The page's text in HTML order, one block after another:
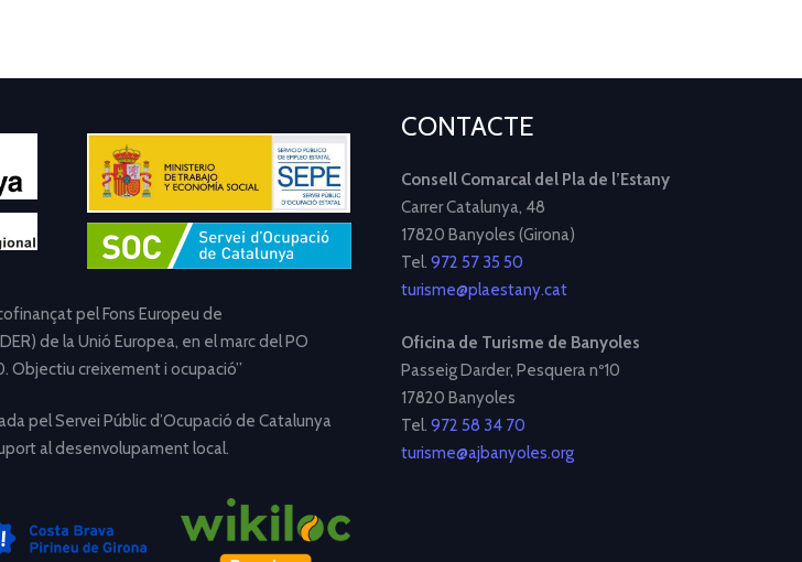
pel Fons Europeu de
de la Unió Europea, en el marc del PO
Objectiu creixement i ocupació”
pel Servei Públic d’Ocupació de Catalunya
al desenvolupament local.
CONTACTE
Consell Comarcal del Pla de l’Estany
Carrer Catalunya, 48
17820 Banyoles (Girona)
Tel. 972 57 35 50
turisme@plaestany.cat
Oficina de Turisme de Banyoles
Passeig Darder, Pesquera nº10
17820 Banyoles
Tel. 972 58 34 70
turisme@ajbanyoles.org